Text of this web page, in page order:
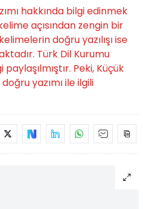
hakkında bilgi edinmek
açısından zengin bir
doğru yazılışı ise
Türk Dil Kurumu
Peki, Küçük
yazımı ile ilgili